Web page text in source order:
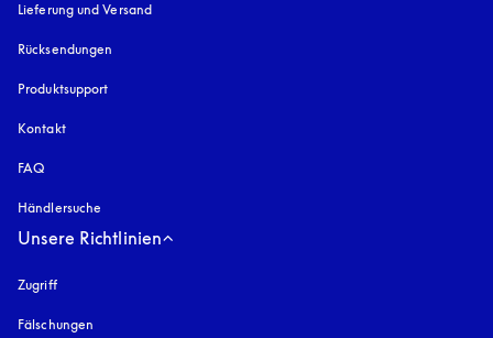
Lieferung und Versand
Rücksendungen
Produktsupport
Kontakt
FAQ
Händlersuche
Unsere Richtlinien
Zugrifföffnet sich in einem neuen Tab
Fälschungen